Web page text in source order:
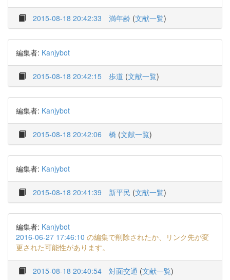
2015-08-18 20:42:33 満年齢 (文献一覧)
編集者: Kanjybot
2015-08-18 20:42:15 歩道 (文献一覧)
編集者: Kanjybot
2015-08-18 20:42:06 橋 (文献一覧)
編集者: Kanjybot
2015-08-18 20:41:39 新平民 (文献一覧)
編集者: Kanjybot
2016-06-27 17:46:10 の編集で削除されたか、リンク先が変
更された可能性があります。
2015-08-18 20:40:54 対面交通 (文献一覧)